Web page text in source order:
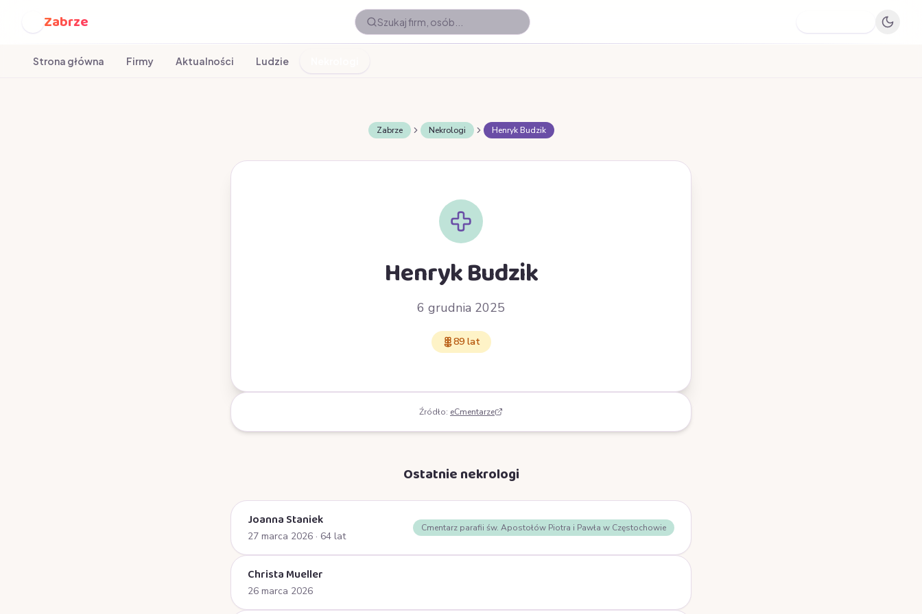
Zabrze
Strona główna Firmy Aktualności Ludzie
Zabrze Nekrologi Henryk Budzik
Henryk Budzik
6 grudnia 2025
89 lat
Źródło: eCmentarze
Ostatnie nekrologi
Joanna Staniek
27 marca 2026 · 64 lat
Cmentarz parafii św. Apostołów Piotra i Pawła w Częstochowie
Christa Mueller
26 marca 2026